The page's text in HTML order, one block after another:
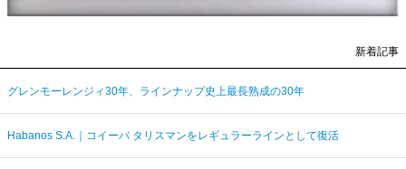
新着記事
グレンモーレンジィ30年、ラインナップ史上最長熟成の30年
Habanos S.A.｜コイーバ タリスマンをレギュラーラインとして復活